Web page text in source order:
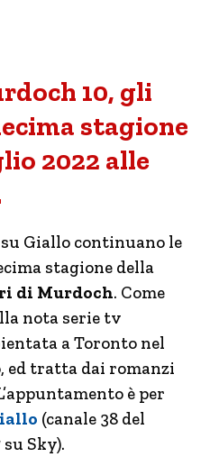
10, gli
stagione
2022 alle
su Giallo continuano le
stagione della
di Murdoch. Come
nota serie tv
a Toronto nel
ed tratta dai romanzi
è per
(canale 38 del
Sky).